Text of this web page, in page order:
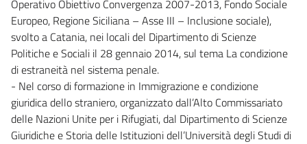
Operativo Obiettivo Convergenza 2007-2013, Fondo Sociale
Europeo, Regione Siciliana – Asse III – Inclusione sociale),
svolto a Catania, nei locali del Dipartimento di Scienze
Politiche e Sociali il 28 gennaio 2014, sul tema La condizione
di estraneità nel sistema penale.
- Nel corso di formazione in Immigrazione e condizione
giuridica dello straniero, organizzato dall’Alto Commissariato
delle Nazioni Unite per i Rifugiati, dal Dipartimento di Scienze
Giuridiche e Storia delle Istituzioni dell’Università degli Studi di